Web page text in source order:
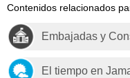
Contenidos relacionados
Embajadas y
El tiempo en